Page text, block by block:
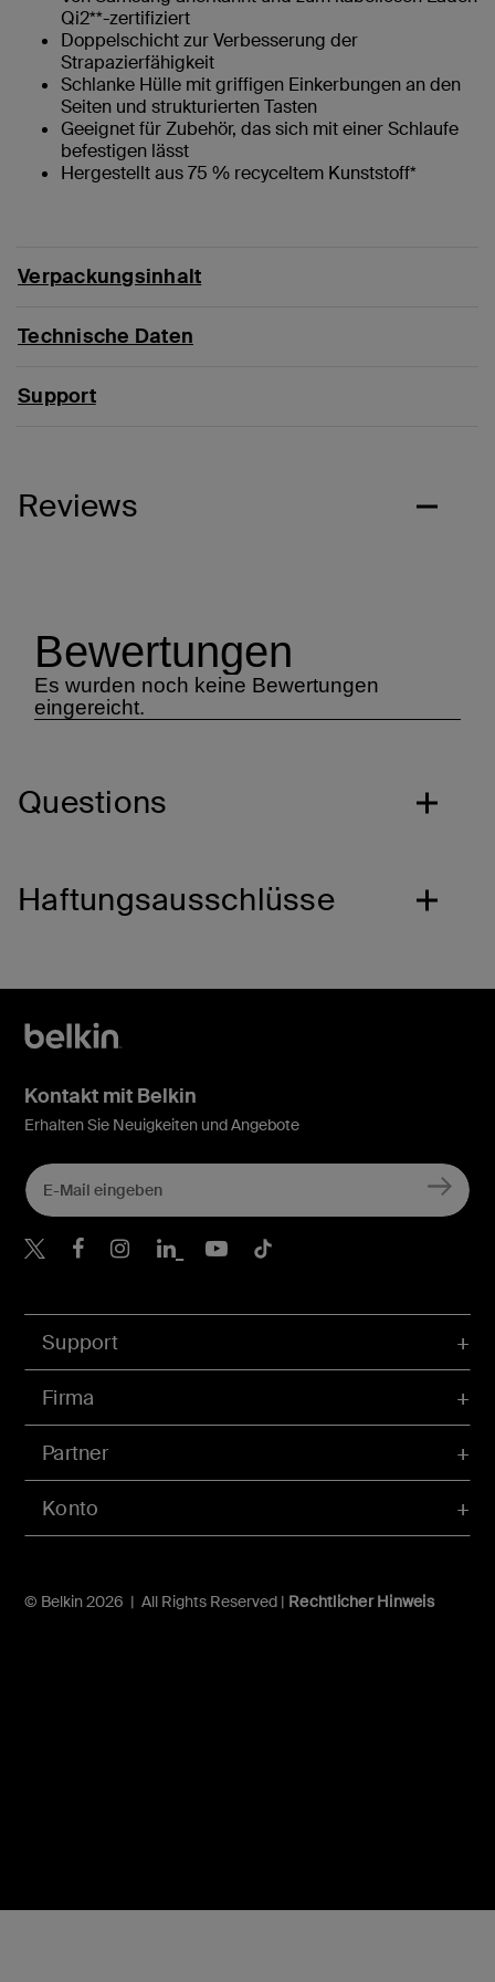
Qi2**-zertifiziert
Doppelschicht zur Verbesserung der
Strapazierfähigkeit
Schlanke Hülle mit griffigen Einkerbungen an den
Seiten und strukturierten Tasten
Geeignet für Zubehör, das sich mit einer Schlaufe
befestigen lässt
Hergestellt aus 75 % recyceltem Kunststoff*
Verpackungsinhalt
Technische Daten
Support
Reviews
Questions
Haftungsausschlüsse
Konto
Support
Firma
Partner
© Belkin 2026 | All Rights Reserved | Rechtlicher Hinweis
Kontakt mit Belkin
Erhalten Sie Neuigkeiten und Angebote
Belkin Twitter
Belkin Facebook
Belkin Instagram
Belkin LinkedIn
Belkin Youtube
Belkin TikTok